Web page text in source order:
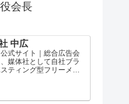
会長
中広
公式サイト｜総合広告会
媒体社として自社ブラ
ティング型フリーメデ